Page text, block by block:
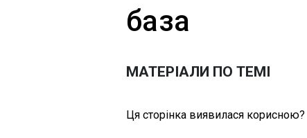
база
МАТЕРІАЛИ ПО ТЕМІ
Ця сторінка виявилася корисною?